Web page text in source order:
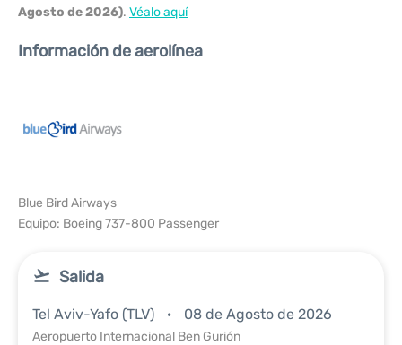
Agosto de 2026). Véalo aquí
Información de aerolínea
Blue Bird Airways
Equipo: Boeing 737-800 Passenger
Salida
Tel Aviv-Yafo (TLV) 08 de Agosto de 2026
Aeropuerto Internacional Ben Gurión